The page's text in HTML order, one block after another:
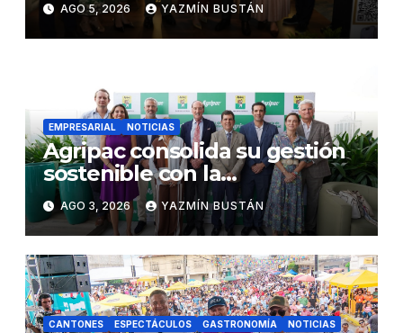
de sostenibilidad
AGO 5, 2026 YAZMÍN BUSTÁN
EMPRESARIAL NOTICIAS
Agripac consolida su gestión
sostenible con la
presentación de su octava
Memoria de Sostenibilidad
AGO 3, 2026 YAZMÍN BUSTÁN
CANTONES ESPECTÁCULOS GASTRONOMÍA NOTICIAS